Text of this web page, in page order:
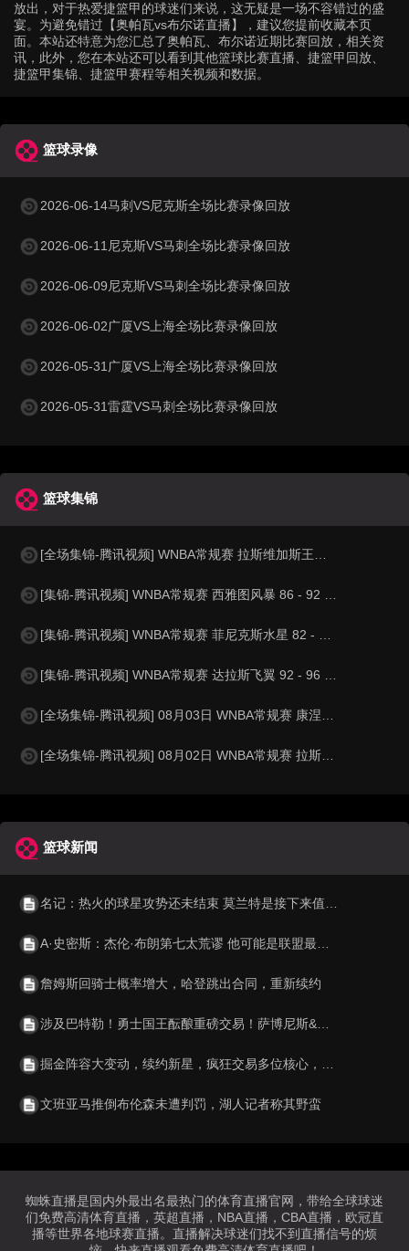
放出，对于热爱捷篮甲的球迷们来说，这无疑是一场不容错过的盛
宴。为避免错过【奥帕瓦vs布尔诺直播】，建议您提前收藏本页
面。本站还特意为您汇总了奥帕瓦、布尔诺近期比赛回放，相关资
讯，此外，您在本站还可以看到其他篮球比赛直播、捷篮甲回放、
捷篮甲集锦、捷篮甲赛程等相关视频和数据。
篮球录像
2026-06-14马刺VS尼克斯全场比赛录像回放
2026-06-11尼克斯VS马刺全场比赛录像回放
2026-06-09尼克斯VS马刺全场比赛录像回放
2026-06-02广厦VS上海全场比赛录像回放
2026-05-31广厦VS上海全场比赛录像回放
2026-05-31雷霆VS马刺全场比赛录像回放
篮球集锦
[全场集锦-腾讯视频] WNBA常规赛 拉斯维加斯王牌 86 - 84 印第安纳狂热
[集锦-腾讯视频] WNBA常规赛 西雅图风暴 86 - 92 纽约自由人
[集锦-腾讯视频] WNBA常规赛 菲尼克斯水星 82 - 96 亚特兰大梦想
[集锦-腾讯视频] WNBA常规赛 达拉斯飞翼 92 - 96 华盛顿神秘人
[全场集锦-腾讯视频] 08月03日 WNBA常规赛 康涅狄格太阳63-83达拉斯飞翼
[全场集锦-腾讯视频] 08月02日 WNBA常规赛 拉斯维加斯王牌83-84芝加哥天空
篮球新闻
名记：热火的球星攻势还未结束 莫兰特是接下来值得关注的名字
A·史密斯：杰伦·布朗第七太荒谬 他可能是联盟最佳攻防一体球员
詹姆斯回骑士概率增大，哈登跳出合同，重新续约
涉及巴特勒！勇士国王酝酿重磅交易！萨博尼斯&德罗赞牵涉其中
掘金阵容大变动，续约新星，疯狂交易多位核心，戈登约翰逊或离队
文班亚马推倒布伦森未遭判罚，湖人记者称其野蛮
蜘蛛直播是国内外最出名最热门的体育直播官网，带给全球球迷
们免费高清体育直播，英超直播，NBA直播，CBA直播，欧冠直
播等世界各地球赛直播。直播解决球迷们找不到直播信号的烦